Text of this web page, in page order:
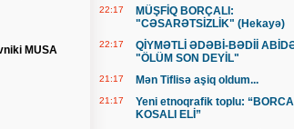
MUSA
22:17
MÜŞFİQ BORÇALI:
"CƏSARƏTSİZLİK" (Hekayə)
22:17
QİYMƏTLİ ƏDƏBİ-BƏDİİ
"ÖLÜM SON DEYİL"
21:17 Mən Tiflisə aşiq oldum...
21:17
Yeni etnoqrafik toplu:
KOSALI ELİ”